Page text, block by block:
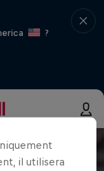
?
il utilisera